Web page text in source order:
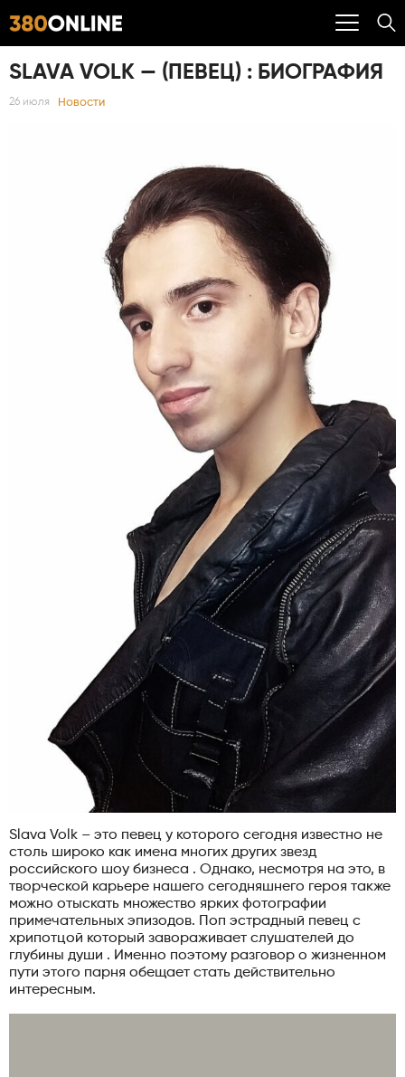
SLAVA VOLK — (ПЕВЕЦ) : БИОГРАФИЯ
26 июля Новости
Slava Volk – это певец у которого сегодня известно не
столь широко как имена многих других звезд
российского шоу бизнеса . Однако, несмотря на это, в
творческой карьере нашего сегодняшнего героя также
можно отыскать множество ярких фотографии
примечательных эпизодов. Поп эстрадный певец с
хрипотцой который завораживает слушателей до
глубины души . Именно поэтому разговор о жизненном
пути этого парня обещает стать действительно
интересным.